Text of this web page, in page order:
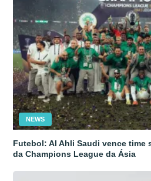
NEWS
Futebol: Al Ahli Saudi vence time
da Champions League da Ásia